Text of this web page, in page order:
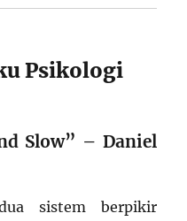
Psikologi
Slow” – Daniel
sistem berpikir